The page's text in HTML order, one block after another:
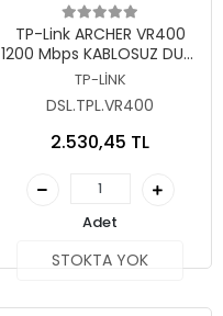
Stokta Yok
TP-Link ARCHER VR400
1200 Mbps KABLOSUZ DUAL
BAND VDSL/ADSL
MODEM/ROUTER
TP-LİNK
DSL.TPL.VR400
2.530,45 TL
Adet
STOKTA YOK